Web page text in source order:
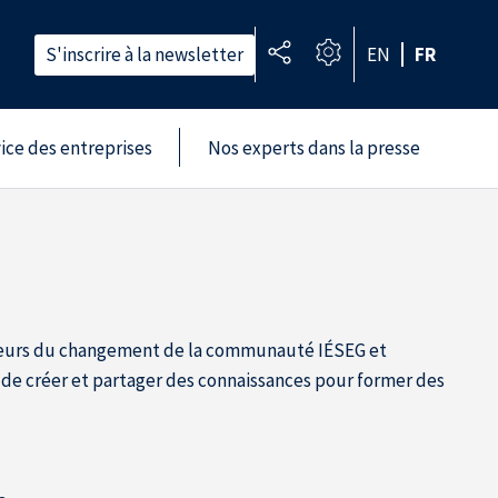
S'inscrire à la newsletter EN FR
des entreprises Nos experts dans la presse
du changement de la communauté IÉSEG et
créer et partager des connaissances pour former des